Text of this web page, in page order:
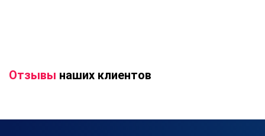
Отзывы наших клиентов